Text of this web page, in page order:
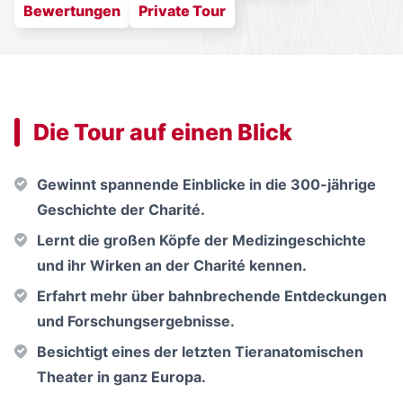
Bewertungen
Private Tour
Die Tour auf einen Blick
Gewinnt spannende Einblicke in die 300-jährige
Geschichte der Charité.
Lernt die großen Köpfe der Medizingeschichte
und ihr Wirken an der Charité kennen.
Erfahrt mehr über bahnbrechende Entdeckungen
und Forschungsergebnisse.
Besichtigt eines der letzten Tieranatomischen
Theater in ganz Europa.